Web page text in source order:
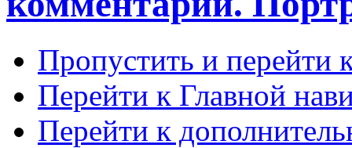
Пропустить и перейти
Перейти к Главной
Перейти к